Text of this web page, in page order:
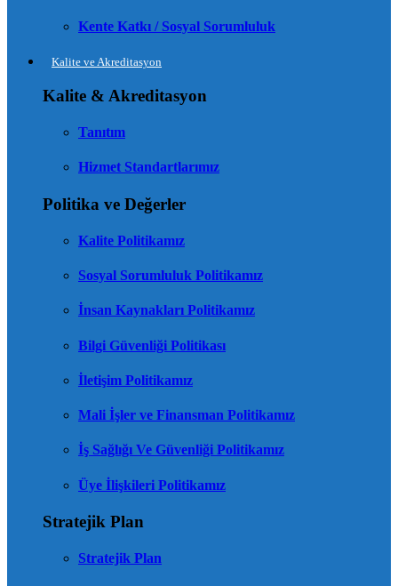
Kente Katkı / Sosyal Sorumluluk
Kalite ve Akreditasyon
Kalite & Akreditasyon
Tanıtım
Hizmet Standartlarımız
Politika ve Değerler
Kalite Politikamız
Sosyal Sorumluluk Politikamız
İnsan Kaynakları Politikamız
Bilgi Güvenliği Politikası
İletişim Politikamız
Mali İşler ve Finansman Politikamız
İş Sağlığı Ve Güvenliği Politikamız
Üye İlişkileri Politikamız
Stratejik Plan
Stratejik Plan